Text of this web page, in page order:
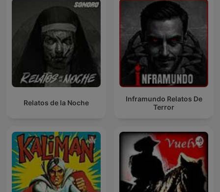
Relatos de la Noche
Inframundo Relatos De
Terror